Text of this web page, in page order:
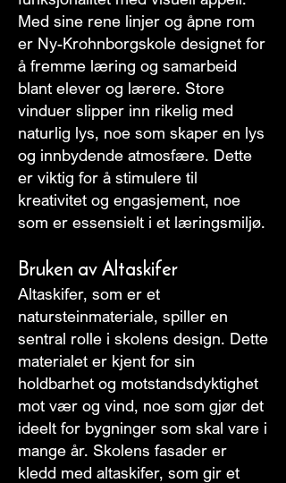
Med sine rene linjer og åpne rom
er Ny-Krohnborgskole designet for
å fremme læring og samarbeid
blant elever og lærere. Store
vinduer slipper inn rikelig med
naturlig lys, noe som skaper en lys
og innbydende atmosfære. Dette
er viktig for å stimulere til
kreativitet og engasjement, noe
som er essensielt i et læringsmiljø.
Bruken av Altaskifer
Altaskifer, som er et
natursteinmateriale, spiller en
sentral rolle i skolens design. Dette
materialet er kjent for sin
holdbarhet og motstandsdyktighet
mot vær og vind, noe som gjør det
ideelt for bygninger som skal vare i
mange år. Skolens fasader er
kledd med altaskifer, som gir et